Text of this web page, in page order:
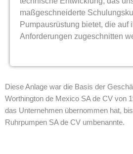
maßgeschneiderte
Pumpausrüstung bietet, die auf
Anforderungen zugeschnitten
Diese Anlage war die Basis der
Worthington de Mexico SA de CV von
das Unternehmen übernommen hat,
Ruhrpumpen SA de CV umbenannte.